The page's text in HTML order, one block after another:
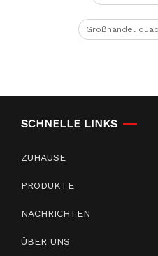
Großhandel
SCHNELLE LINKS
ZUHAUSE
PRODUKTE
NACHRICHTEN
ÜBER UNS